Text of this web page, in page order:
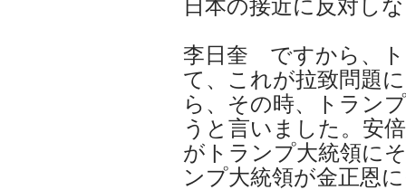
日本の接近に反対し
李日奎 ですから、ト
て、これが拉致問題
ら、その時、トラン
うと言いました。安
がトランプ大統領に
ンプ大統領が金正恩